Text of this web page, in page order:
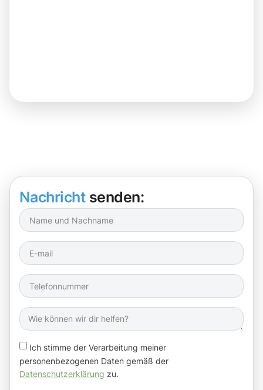
Nachricht senden:
Ich stimme der Verarbeitung meiner
personenbezogenen Daten gemäß der
Datenschutzerklärung zu.